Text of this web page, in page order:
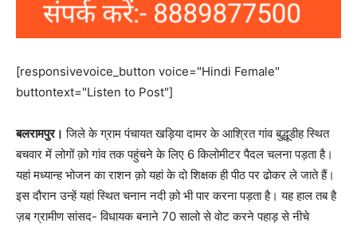
[responsivevoice_button voice="Hindi Female"
buttontext="Listen to Post"]
बलरामपुर। जिले के ग्राम पंचायत खड़िया दामर के आश्रित गांव बुद्धूडीह स्थित
बचवार में लोगों क़ो गांव तक पहुंचने के लिए 6 किलोमीटर पैदल चलना पड़ता है।
यहां मध्यान्ह भोजन का राशन क़ो यहां के दो शिक्षक ही पीठ पर ढोकर ले जाते हैं।
इस दौरान उन्हें यहां स्थित चनान नदी क़ो भी पार करना पड़ता है। यह हाल तब है
ज़ब ग्रामीण सांसद- विधायक बनाने 70 सालो से वोट करने पहाड़ से नीचे